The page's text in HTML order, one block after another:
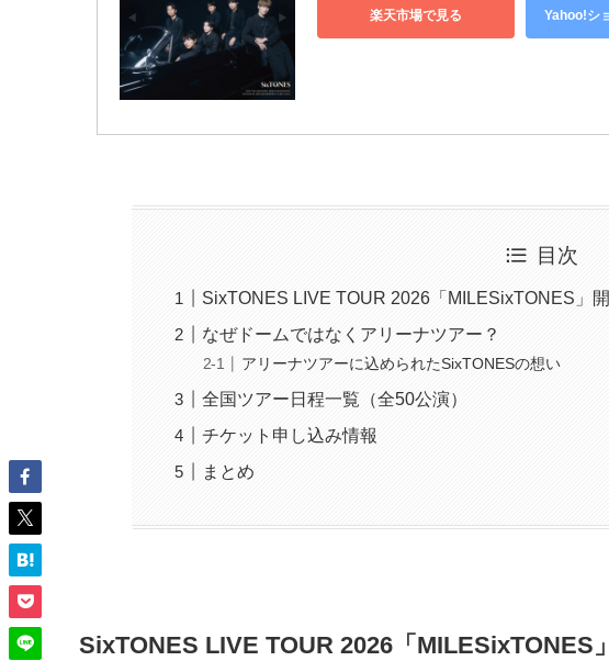
楽天市場で見る Yahoo!シ
目次
SixTONES LIVE TOUR 2026「MILESixTONES」開
なぜドームではなくアリーナツアー？
アリーナツアーに込められたSixTONESの想い
全国ツアー日程一覧（全50公演）
チケット申し込み情報
まとめ
SixTONES LIVE TOUR 2026「MILESixTONES